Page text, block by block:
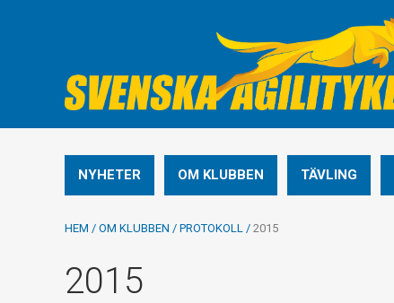
NYHETER OM KLUBBEN TÄVLING
HEM / OM KLUBBEN / PROTOKOLL / 2015
2015